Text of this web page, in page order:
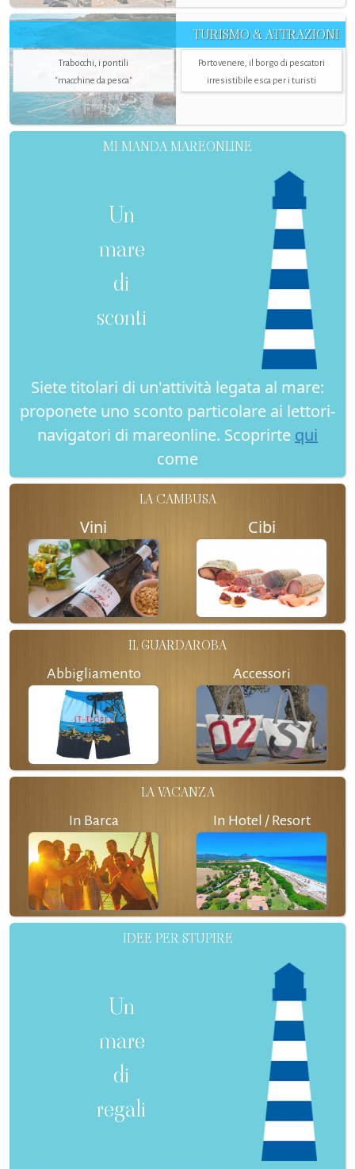
TURISMO & ATTRAZIONI
Trabocchi, i pontili
"macchine da pesca"
Portovenere, il borgo di pescatori
irresistibile esca per i turisti
MI MANDA MAREONLINE
Un
mare
di
sconti
Siete titolari di un'attività legata al mare:
proponete uno sconto particolare ai lettori-
navigatori di mareonline. Scoprirte qui
come
LA CAMBUSA
Vini Cibi
IL GUARDAROBA
Abbigliamento Accessori
LA VACANZA
In Barca In Hotel / Resort
IDEE PER STUPIRE
Un
mare
di
regali